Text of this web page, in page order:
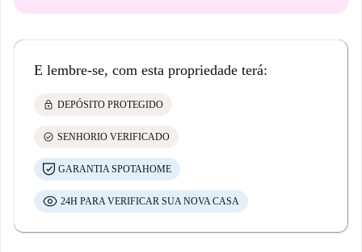
E lembre-se, com esta propriedade terá:
lock DEPÓSITO PROTEGIDO
check_circle SENHORIO VERIFICADO
GARANTIA SPOTAHOME
24H PARA VERIFICAR SUA NOVA CASA